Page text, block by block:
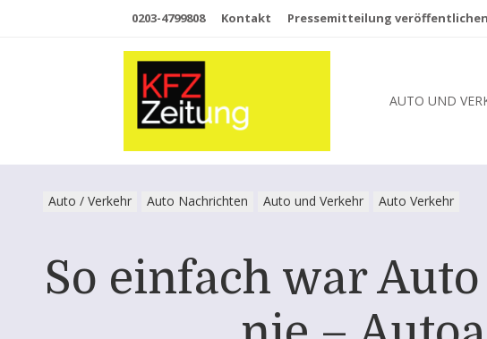
0203-4799808 Kontakt Pressemitteilung veröffentlichen
AUTO UND
Auto / Verkehr Auto Nachrichten Auto und Verkehr Auto Verkehr
So einfach war